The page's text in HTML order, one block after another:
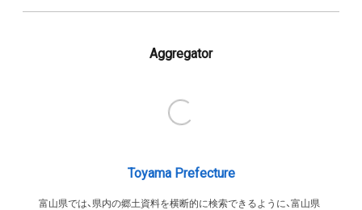
Aggregator
Toyama Prefecture
富山県では、県内の郷土資料を横断的に検索できるように、富山県